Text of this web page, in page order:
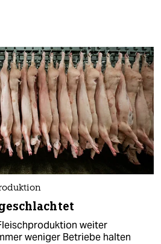
weiter
weniger Betriebe halten